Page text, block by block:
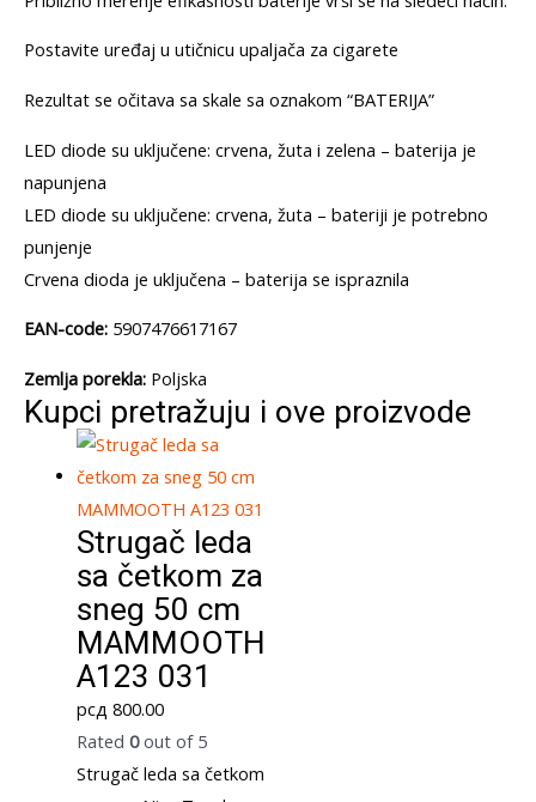
Postavite uređaj u utičnicu upaljača za cigarete
Rezultat se očitava sa skale sa oznakom “BATERIJA”
LED diode su uključene: crvena, žuta i zelena – baterija je
napunjena
LED diode su uključene: crvena, žuta – bateriji je potrebno
punjenje
Crvena dioda je uključena – baterija se ispraznila
EAN-code: 5907476617167
Zemlja porekla: Poljska
Kupci pretražuju i ove proizvode
Strugač leda
sa četkom za
sneg 50 cm
MAMMOOTH
A123 031
рсд 800.00
Rated 0out of 5
Strugač leda sa četkom